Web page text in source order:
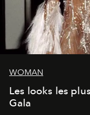
WOMAN
Les looks les
Gala